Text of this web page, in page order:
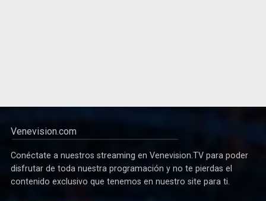
Venevision.com
Conéctate a nuestros streaming en Venevision.TV para poder
disfrutar de toda nuestra programación y no te pierdas el
contenido exclusivo que tenemos en nuestro site para ti.